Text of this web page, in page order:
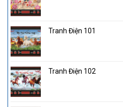
Tranh Điện 101
Tranh Điện 102